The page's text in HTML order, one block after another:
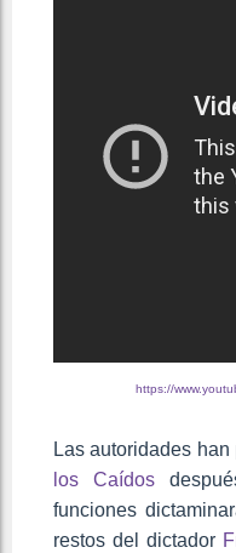
https://
Las autoridades han
los Caídos
funciones
restos del dictador